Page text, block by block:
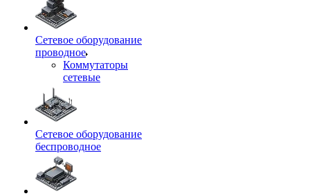
Сетевое оборудование
проводное
Коммутаторы
сетевые
Сетевое оборудование
беспроводное